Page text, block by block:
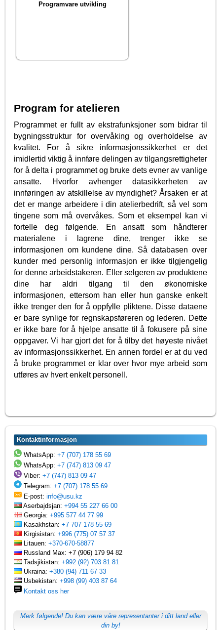
Programvare utvikling
Program for atelieren
Programmet er fullt av ekstrafunksjoner som bidrar til
bygningsstruktur for overvåking og overholdelse av
kvalitet. For å sikre informasjonssikkerhet er det
imidlertid viktig å innføre delingen av tilgangsrettigheter
for å delta i programmet og bruke dets evner av vanlige
ansatte. Hvorfor avhenger datasikkerheten av
innføringen av atskillelse av myndighet? Årsaken er at
det er mange arbeidere i din atelierbedrift, så vel som
tingene som må overvåkes. Som et eksempel kan vi
fortelle deg følgende. En ansatt som håndterer
materialene i lagrene dine, trenger ikke se
informasjonen om kundene dine. Så databasen over
kunder med personlig informasjon er ikke tilgjengelig
for denne arbeidstakeren. Eller selgeren av produktene
dine har aldri tilgang til den økonomiske
informasjonen, ettersom han eller hun ganske enkelt
ikke trenger den for å oppfylle pliktene. Disse dataene
er bare synlige for regnskapsføreren og lederen. Dette
er ikke bare for å hjelpe ansatte til å fokusere på sine
oppgaver. Vi har gjort det for å tilby det høyeste nivået
av informasjonssikkerhet. En annen fordel er at du ved
å bruke programmet er klar over hvor mye arbeid som
utføres av hvert enkelt personell.
Kontaktinformasjon
WhatsApp:+7 (707) 178 55 69
WhatsApp:+7 (747) 813 09 47
Viber:+7 (747) 813 09 47
Telegram:+7 (707) 178 55 69
E-post:info@usu.kz
Aserbajdsjan:+994 55 227 66 00
Georgia:+995 577 44 77 99
Kasakhstan:+7 707 178 55 69
Kirgisistan:+996 (775) 07 57 37
Litauen:+370-670-58877
Russland Max: +7 (906) 179 94 82
Tadsjikistan:+992 (92) 703 81 81
Ukraina:+380 (94) 711 67 33
Usbekistan:+998 (99) 403 87 64
Kontakt oss her
Merk følgende! Du kan være våre representanter i ditt land eller
din by!